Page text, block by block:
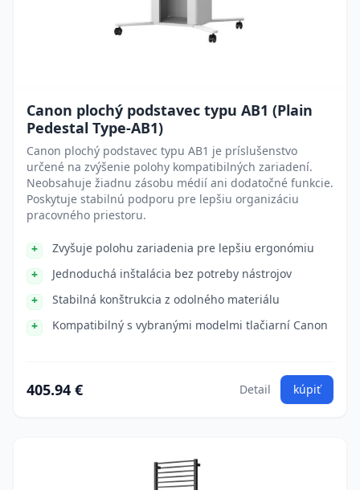
Canon plochý podstavec typu AB1 (Plain
Pedestal Type-AB1)
Canon plochý podstavec typu AB1 je príslušenstvo
určené na zvýšenie polohy kompatibilných zariadení.
Neobsahuje žiadnu zásobu médií ani dodatočné funkcie.
Poskytuje stabilnú podporu pre lepšiu organizáciu
pracovného priestoru.
Zvyšuje polohu zariadenia pre lepšiu ergonómiu
Jednoduchá inštalácia bez potreby nástrojov
Stabilná konštrukcia z odolného materiálu
Kompatibilný s vybranými modelmi tlačiarní Canon
405.94 € Detail kúpiť